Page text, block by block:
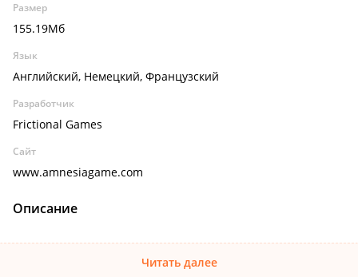
Размер
155.19Мб
Язык
Английский, Немецкий, Французский
Разработчик
Frictional Games
Сайт
www.amnesiagame.com
Описание
Читать далее